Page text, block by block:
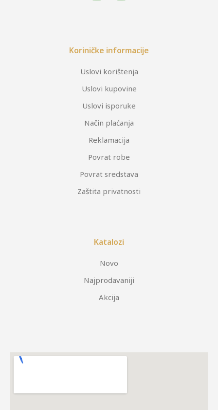
Koriničke informacije
Uslovi korištenja
Uslovi kupovine
Uslovi isporuke
Način plaćanja
Reklamacija
Povrat robe
Povrat sredstava
Zaštita privatnosti
Katalozi
Novo
Najprodavaniji
Akcija